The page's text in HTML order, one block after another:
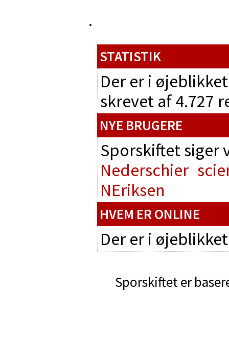
STATISTIK
Der er i
skrevet af 4.727
NYE BRUGERE
Sporskiftet
Nederschier
NEriksen
HVEM ER ONLINE
Der er i
Sporskiftet er